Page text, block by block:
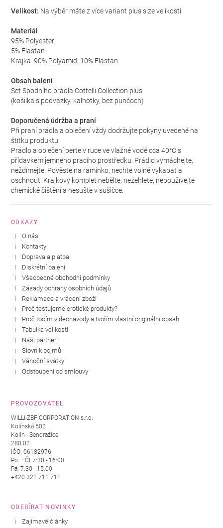
Velikost: Na výběr máte z více variant plus size velikostí.
Materiál
95% Polyester
5% Elastan
Krajka: 90% Polyamid, 10% Elastan
Obsah balení
Set Spodního prádla Cottelli Collection plus
(košilka s podvazky, kalhotky, bez punčoch)
Doporučená údržba a praní
Při praní prádla a oblečení vždy dodržujte pokyny uvedené na
štítku produktu.
Prádlo a oblečení perte v ruce ve vlažné vodě cca 40°C s
přídavkem jemného pracího prostředku. Prádlo vymáchejte,
neždímejte. Pověste na ramínko, nechte volně vykapat a
oschnout. Krajkový komplet nebělte, nežehlete, nepoužívejte
chemické čištění a nesušte v sušičce.
ODKAZY
O nás
Kontakty
Doprava a platba
Diskrétní balení
Všeobecné obchodní podmínky
Zásady ochrany osobních údajů
Reklamace a vrácení zboží
Proč testujeme erotické produkty?
Proč točím videonávody a tvořím vlastní originální obsah
Tabulka velikostí
Naši partneři
Slovník pojmů
Vánoční svátky
Odstoupení od smlouvy
PROVOZOVATEL
WILLI-ZBF CORPORATION s.r.o.
Kolínská 502
Kolín - Sendražice
280 02
IČO: 06182976
Po – Čt 7:30 - 16:00
Pá: 7:30 - 15:00
+420 321 711 711
ODEBÍRAT NOVINKY
Zajímavé články